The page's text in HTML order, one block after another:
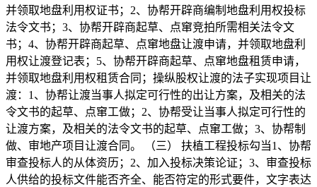
并领取地盘利用权证书；2、协帮开辟商编制地盘利用权投标
法令文书；3、协帮开辟商起草、点窜竞拍所需相关法令文
书；4、协帮开辟商起草、点窜地盘让渡申请，并领取地盘利
用权让渡登记表；5、协帮开辟商起草、点窜地盘租赁申请，
并领取地盘利用权租赁合同；操纵股权让渡的法子实现项目让
渡：1、协帮让渡当事人拟定可行性的出让方案，及相关的法
令文书的起草、点窜工做；2、协帮受让当事人拟定可行性的
让渡方案，及相关的法令文书的起草、点窜工做；3、协帮制
做、审地产项目让渡合同。 （三） 扶植工程投标勾当1、协帮
审查投标人的从体资历；2、加入投标决策论证；3、审查投标
人供给的投标文件能否齐全、能否符定的形式要件，文字表达